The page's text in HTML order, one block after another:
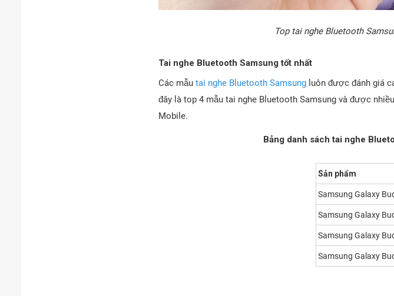
Top tai nghe Bluetooth
Tai nghe Bluetooth Samsung tốt nhất
Các mẫu tai nghe Bluetooth Samsungluôn được đánh giá
đây là top 4 mẫu tai nghe Bluetooth Samsung và được
Mobile.
Bảng danh sách tai nghe
Sản phẩm
Samsung Galaxy
Samsung Galaxy
Samsung Galaxy
Samsung Galaxy